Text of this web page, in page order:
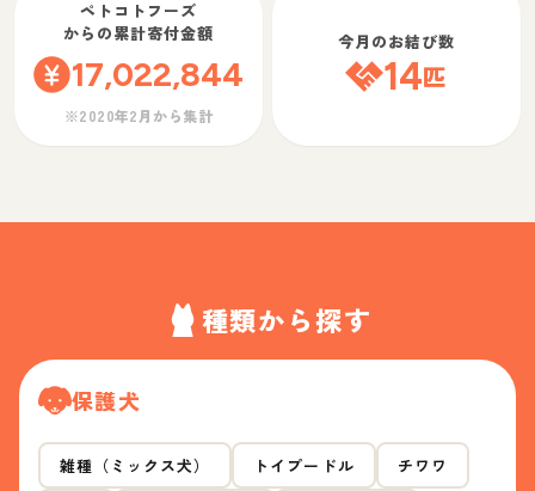
ペトコトフーズ
からの累計寄付金額
17,022,844
※2020年2月から集計
今月のお結び数
14匹
種類から探す
保護犬
雑種（ミックス犬） トイプードル チワワ